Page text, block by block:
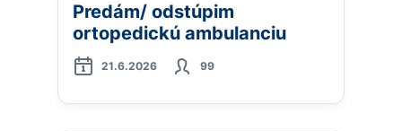
Predám/ odstúpim
ortopedickú ambulanciu
21.6.2026 99